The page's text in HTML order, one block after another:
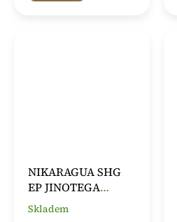
NIKARAGUA SHG
EP JINOTEGA
FINCA SAN RAMON
Průměrné
Skladem